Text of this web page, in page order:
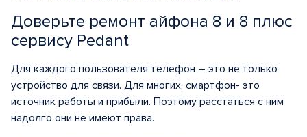
Доверьте ремонт айфона 8 и 8 плюс
сервису Pedant
Для каждого пользователя телефон – это не только
устройство для связи. Для многих, смартфон- это
источник работы и прибыли. Поэтому расстаться с ним
надолго они не имеют права.